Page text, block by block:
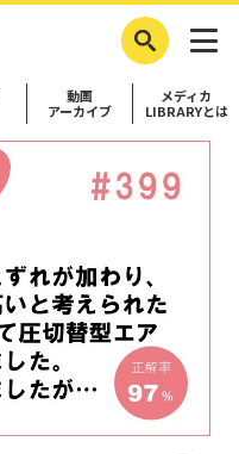
動画
アーカイブ
メディカ
LIBRARYとは